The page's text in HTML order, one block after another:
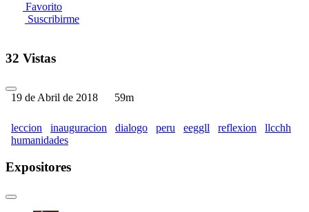
Favorito
Suscribirme
32 Vistas
19 de Abril de 2018 59m
leccion inauguracion dialogo peru eeggll reflexion
llcchh
humanidades
Expositores